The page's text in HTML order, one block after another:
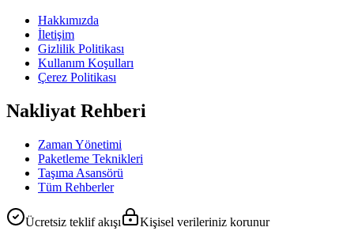
Hakkımızda
İletişim
Gizlilik Politikası
Kullanım Koşulları
Çerez Politikası
Nakliyat Rehberi
Zaman Yönetimi
Paketleme Teknikleri
Taşıma Asansörü
Tüm Rehberler
Ücretsiz teklif akışı Kişisel verileriniz korunur